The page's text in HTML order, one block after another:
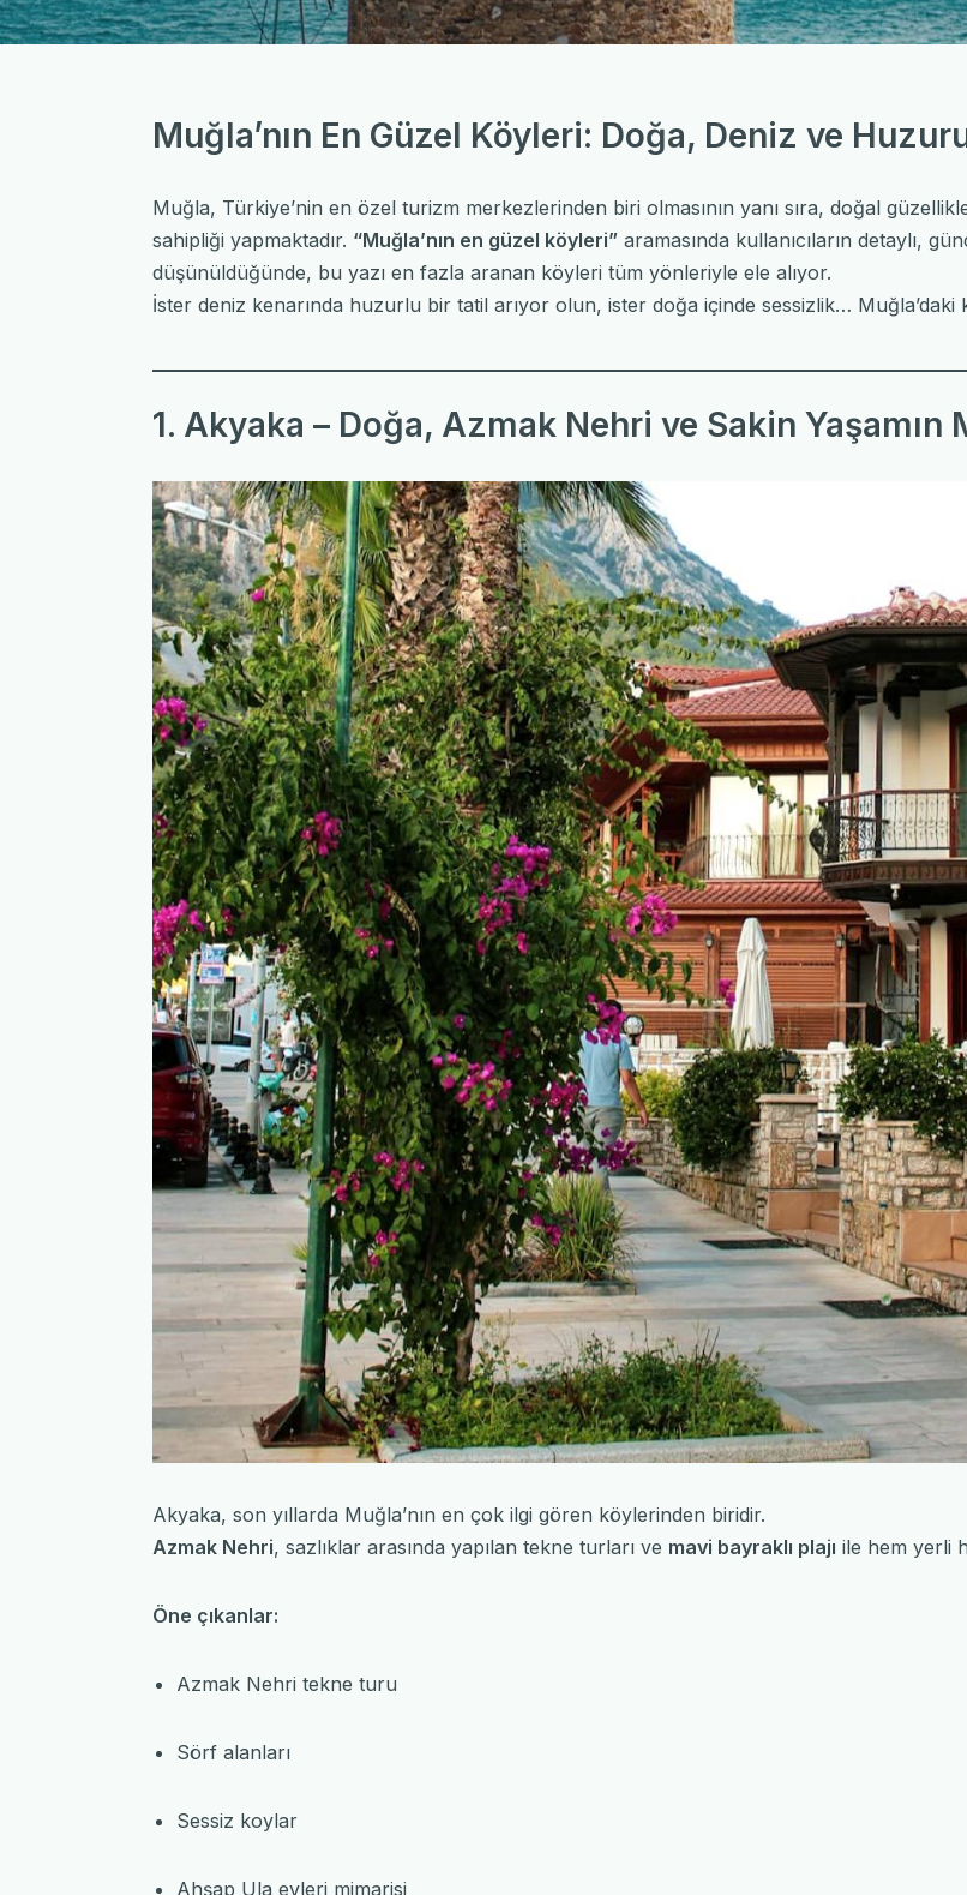
Muğla’nın En Güzel Köyleri: Doğa, Deniz ve
Muğla, Türkiye’nin en özel turizm merkezlerinden biri olmasının yanı sıra, doğal
sahipliği yapmaktadır. “Muğla’nın en güzel köyleri” aramasında kullanıcıların detaylı,
düşünüldüğünde, bu yazı en fazla aranan köyleri tüm yönleriyle ele alıyor.
İster deniz kenarında huzurlu bir tatil arıyor olun, ister doğa içinde sessizlik…
1. Akyaka – Doğa, Azmak Nehri ve Sakin Yaşamın
Akyaka, son yıllarda Muğla’nın en çok ilgi gören köylerinden biridir.
Azmak Nehri, sazlıklar arasında yapılan tekne turları ve mavi bayraklı plajı ile hem yerli
Öne çıkanlar:
Azmak Nehri tekne turu
Sörf alanları
Sessiz koylar
Ahşap Ula evleri mimarisi